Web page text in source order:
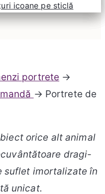
icoane pe sticlă
portrete →
→ Portrete de
orice alt animal
dragi-
suflet imortalizate în
unicat.